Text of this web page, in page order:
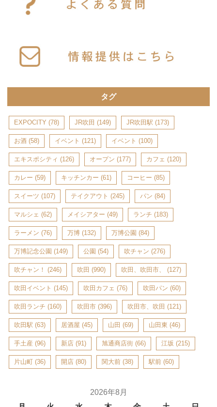
タグ
EXPOCITY (78) JR吹田 (149) JR吹田駅 (173)
お酒 (58) イベント (121) イベント (100)
エキスポシティ (126) オープン (177) カフェ (120)
カレー (59) キッチンカー (61) コーヒー (85)
スイーツ (107) テイクアウト (245) パン (84)
マルシェ (62) メイシアター (49) ランチ (183)
ラーメン (76) 万博 (132) 万博公園 (84)
万博記念公園 (149) 公園 (54) 吹チャン (276)
吹チャン！ (246) 吹田 (990) 吹田、吹田市、 (127)
吹田イベント (145) 吹田カフェ (76) 吹田パン (60)
吹田ランチ (160) 吹田市 (396) 吹田市、吹田 (121)
吹田駅 (63) 居酒屋 (45) 山田 (69) 山田東 (46)
手土産 (96) 新店 (91) 旭通商店街 (66) 江坂 (215)
片山町 (36) 開店 (80) 関大前 (38) 駅前 (60)
2026年8月